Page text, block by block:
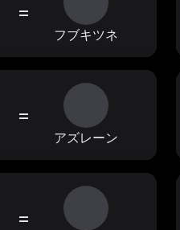
=
フブキツネ
=
アズレーン
=